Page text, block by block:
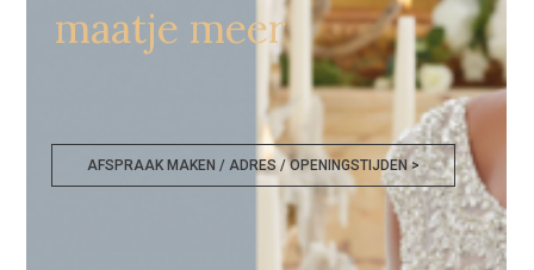
maatje meer
AFSPRAAK MAKEN / ADRES / OPENINGSTIJDEN >